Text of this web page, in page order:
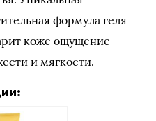
формула геля
коже ощущение
и мягкости.